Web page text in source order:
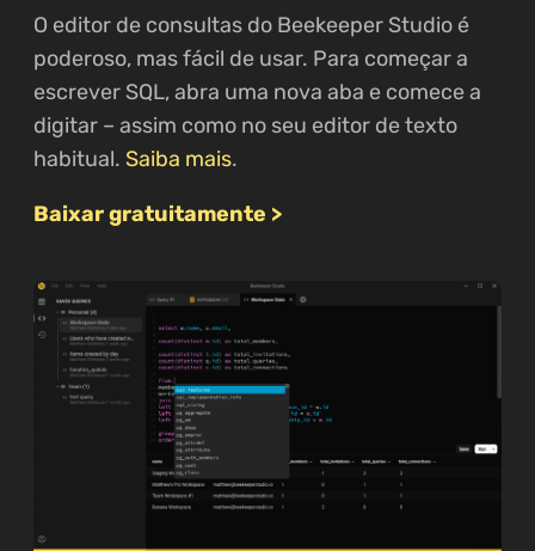
O editor de consultas do Beekeeper Studio é
poderoso, mas fácil de usar. Para começar a
escrever SQL, abra uma nova aba e comece a
digitar – assim como no seu editor de texto
habitual. Saiba mais.
Baixar gratuitamente >